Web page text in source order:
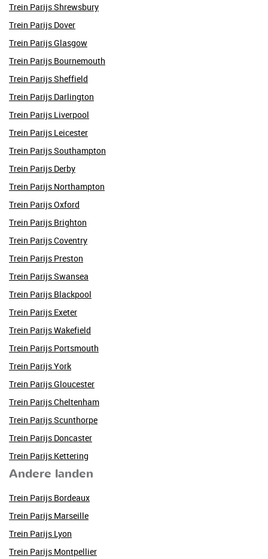
Trein Parijs Shrewsbury
Trein Parijs Dover
Trein Parijs Glasgow
Trein Parijs Bournemouth
Trein Parijs Sheffield
Trein Parijs Darlington
Trein Parijs Liverpool
Trein Parijs Leicester
Trein Parijs Southampton
Trein Parijs Derby
Trein Parijs Northampton
Trein Parijs Oxford
Trein Parijs Brighton
Trein Parijs Coventry
Trein Parijs Preston
Trein Parijs Swansea
Trein Parijs Blackpool
Trein Parijs Exeter
Trein Parijs Wakefield
Trein Parijs Portsmouth
Trein Parijs York
Trein Parijs Gloucester
Trein Parijs Cheltenham
Trein Parijs Scunthorpe
Trein Parijs Doncaster
Trein Parijs Kettering
Andere landen
Trein Parijs Bordeaux
Trein Parijs Marseille
Trein Parijs Lyon
Trein Parijs Montpellier